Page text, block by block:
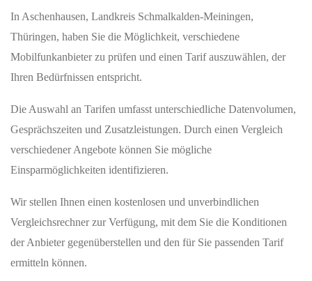
In Aschenhausen, Landkreis Schmalkalden-Meiningen,
Thüringen, haben Sie die Möglichkeit, verschiedene
Mobilfunkanbieter zu prüfen und einen Tarif auszuwählen, der
Ihren Bedürfnissen entspricht.
Die Auswahl an Tarifen umfasst unterschiedliche Datenvolumen,
Gesprächszeiten und Zusatzleistungen. Durch einen Vergleich
verschiedener Angebote können Sie mögliche
Einsparmöglichkeiten identifizieren.
Wir stellen Ihnen einen kostenlosen und unverbindlichen
Vergleichsrechner zur Verfügung, mit dem Sie die Konditionen
der Anbieter gegenüberstellen und den für Sie passenden Tarif
ermitteln können.